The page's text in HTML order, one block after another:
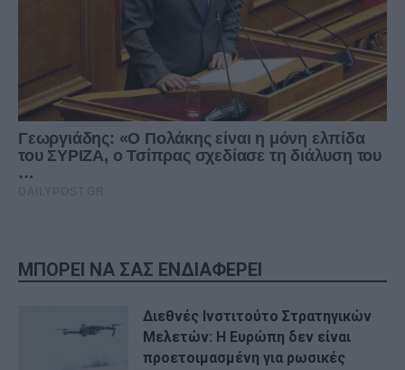
ΜΠΟΡΕΙ ΝΑ ΣΑΣ ΕΝΔΙΑΦΕΡΕΙ
Διεθνές Ινστιτούτο Στρατηγικών
Μελετών: Η Ευρώπη δεν είναι
προετοιμασμένη για ρωσικές